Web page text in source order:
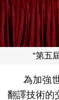
“第五
為加強
翻譯技術的